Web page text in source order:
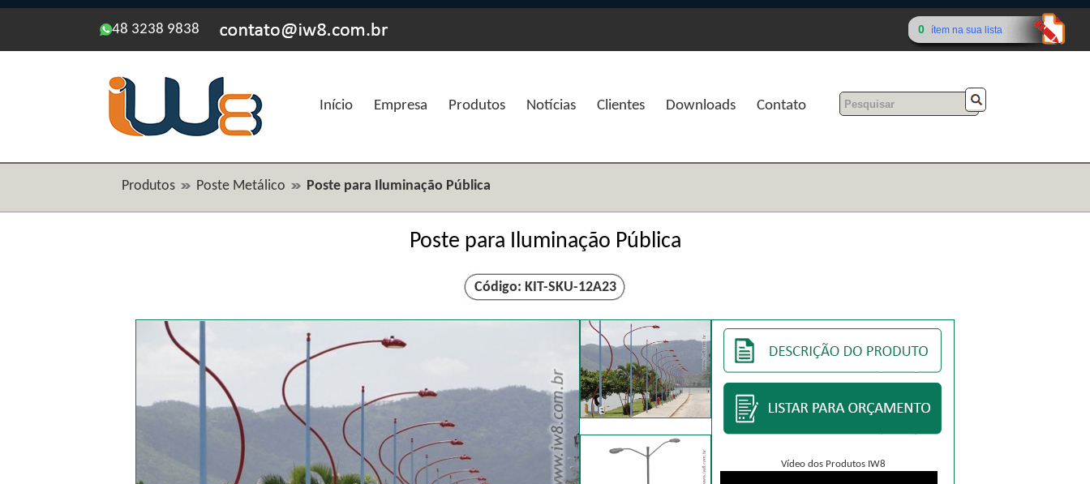
48 3238 9838 0 ítem na sua lista
Início Empresa Produtos Notícias Clientes Downloads Contato
Produtos Poste Metálico Poste para Iluminação Pública
Poste para Iluminação Pública
Código: KIT-SKU-12A23
Vídeo dos Produtos IW8